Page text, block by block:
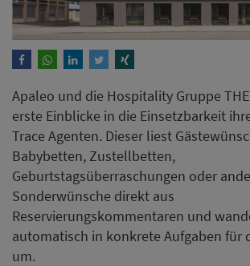
Apaleo und die Hospitality Gruppe THE
erste Einblicke in die Einsetzbarkeit
Trace Agenten. Dieser liest
Babybetten, Zustellbetten,
Geburtstagsüberraschungen oder
Sonderwünsche direkt aus
Reservierungskommentaren und
automatisch in konkrete Aufgaben für
um.